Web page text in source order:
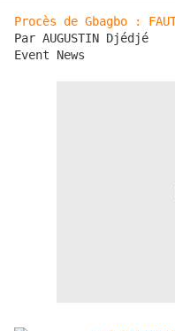
Procès de Gbagbo :
Par AUGUSTIN Djédjé
Event News